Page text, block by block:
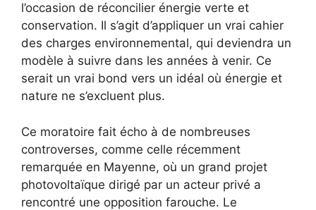
l’occasion de réconcilier énergie verte et
conservation. Il s’agit d’appliquer un vrai cahier
des charges environnemental, qui deviendra un
modèle à suivre dans les années à venir. Ce
serait un vrai bond vers un idéal où énergie et
nature ne s’excluent plus.
Ce moratoire fait écho à de nombreuses
controverses, comme celle récemment
remarquée en Mayenne, où un grand projet
photovoltaïque dirigé par un acteur privé a
rencontré une opposition farouche. Le